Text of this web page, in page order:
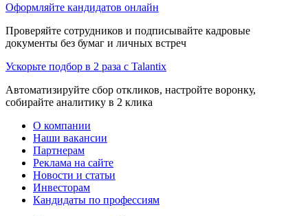
Оформляйте кандидатов онлайн
Проверяйте сотрудников и подписывайте кадровые
документы без бумаг и личных встреч
Ускорьте подбор в 2 раза с Talantix
Автоматизируйте сбор откликов, настройте воронку,
собирайте аналитику в 2 клика
О компании
Наши вакансии
Партнерам
Реклама на сайте
Новости и статьи
Инвесторам
Кандидаты по профессиям